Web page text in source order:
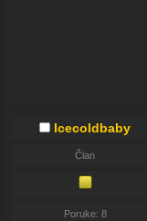
Icecoldbaby
Član
Poruke: 8